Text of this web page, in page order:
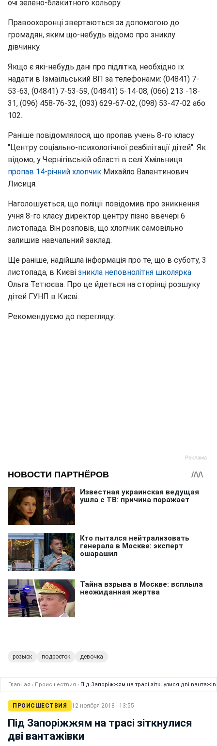
очі зелено-блакитного кольору.
Правоохоронці звертаються за допомогою до
громадян, яким що-небудь відомо про зниклу
дівчинку.
Якщо є які-небудь дані про підлітка, необхідно їх
надати в Ізмаїльський ВП за телефонами: (04841) 7-
53-63, (04841) 7-53-59, (04841) 5-14-08, (066) 213 -18-
31, (096) 458-76-32, (093) 629-67-02, (098) 53-47-02 або
102.
Раніше повідомлялося, що пропав учень 8-го класу
"Центру соціально-психологічної реабілітації дітей". Як
відомо, у Чернігівській області в селі Хмільниця
пропав 14-річний хлопчик Михайло Валентинович
Лисиця.
Наголошується, що поліції повідомив про зникнення
учня 8-го класу директор центру пізно ввечері 6
листопада. Він розповів, що хлопчик самовільно
залишив навчальний заклад.
Ще раніше, надійшла інформація про те, що в суботу, 3
листопада, в Києві зникла неповнолітня школярка
Ольга Тетюєва. Про це йдеться на сторінці розшуку
дітей ГУНП в Києві.
Рекомендуємо до перегляду:
розыск подросток девочка
Главная › Происшествия › Під Запоріжжям на трасі зіткнулися дві
ПРОИСШЕСТВИЯ 12 ноября 2018 · 13:55
Під Запоріжжям на трасі зіткнулися
дві вантажівки